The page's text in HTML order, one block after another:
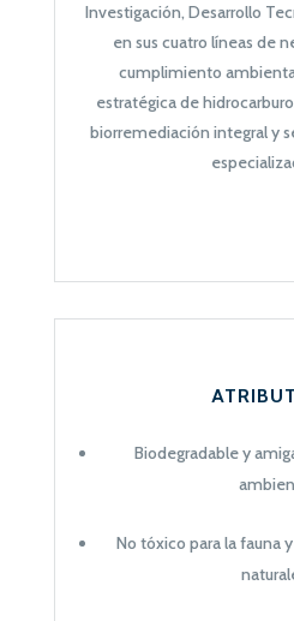
Investigación, Desarrollo
en sus cuatro líneas de
cumplimiento
estratégica de
biorremediación integral y
Biodegradable y
No tóxico para la fauna